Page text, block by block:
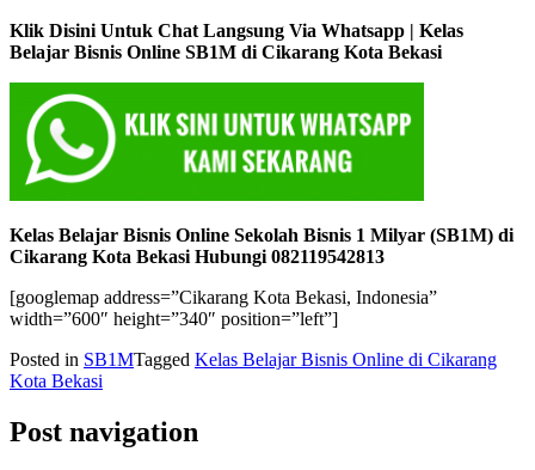
Klik Disini Untuk Chat Langsung Via Whatsapp | Kelas
Belajar Bisnis Online SB1M di Cikarang Kota Bekasi
Kelas Belajar Bisnis Online Sekolah Bisnis 1 Milyar (SB1M) di
Cikarang Kota Bekasi Hubungi 082119542813
[googlemap address=”Cikarang Kota Bekasi, Indonesia”
width=”600″ height=”340″ position=”left”]
Posted in SB1MTagged Kelas Belajar Bisnis Online di Cikarang
Kota Bekasi
Post navigation